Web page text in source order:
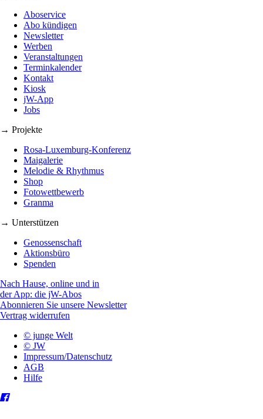
Aboservice
Abo kündigen
Newsletter
Werben
Veranstaltungen
Terminkalender
Kontakt
Kiosk
jW-App
Jobs
→ Projekte
Rosa-Luxemburg-Konferenz
Maigalerie
Melodie & Rhythmus
Shop
Fotowettbewerb
Granma
→ Unterstützen
Genossenschaft
Aktionsbüro
Spenden
Nach Hause, online und in
der App: die jW-Abos
Abonnieren Sie unsere Newsletter
Vertrag widerrufen
© junge Welt
© JW
Impressum/Datenschutz
AGB
Hilfe